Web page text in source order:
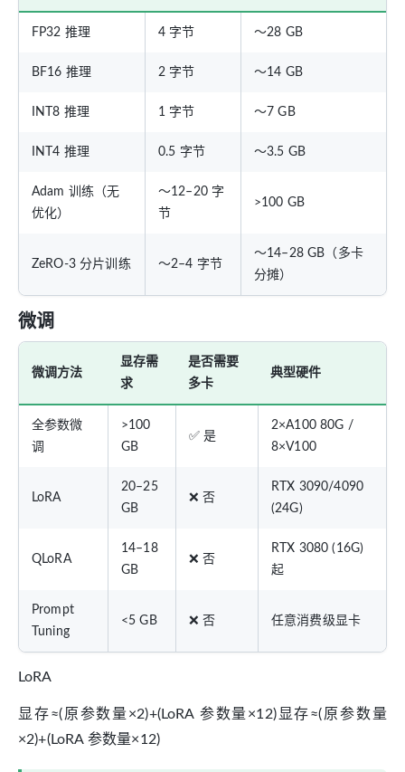
FP32 推理 4 字节 ～28 GB
BF16 推理 2 字节 ～14 GB
INT8 推理 1 字节 ～7 GB
INT4 推理 0.5 字节 ～3.5 GB
Adam 训练（无
优化）
～12–20 字
节
>100 GB
ZeRO-3 分片训练 ～2–4 字节
～14–28 GB（多卡
分摊）
微调
微调方法
显存需
求
是否需要
多卡
典型硬件
全参数微
调
>100
GB
✅ 是
2×A100 80G /
8×V100
LoRA
20–25
GB
❌ 否
RTX 3090/4090
(24G)
QLoRA
14–18
GB
❌ 否
RTX 3080 (16G)
起
Prompt
Tuning
<5 GB ❌ 否 任意消费级显卡
LoRA
显存≈(原参数量×2)+(LoRA 参数量×12)显存≈(原参数量
×2)+(LoRA 参数量×12)